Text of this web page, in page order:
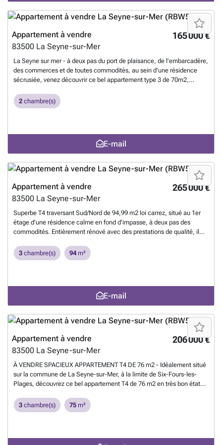
toute l'année, cet appartement nécessite quelques travaux de
rafraîchissement afin de révéler tout son potentiel. Une belle
opportunité à ne pas manquer ! Contacter JULIEN ESNAULT ###En
savoir plus ?
165 000 €
Appartement à vendre
83500 La Seyne-sur-Mer
La Seyne sur mer - à deux pas du port de plaisance, de l'embarcadère,
des commerces et de toutes commodités, au sein d'une résidence
sécrusiée, venez découvrir ce bel appartement type 3 de 70m2,
sans ascenseur, il dispose d'une belle pièce de vie de 32m2 avec
cuisine aménagée et équipée, le tout traversant ouvert sur le balcon
buanderie et des WC indépendants. L'appartement a été entièrement
rénové avec de belles prestations, comprenant les menuiseries à
isolation phonique, l'électricité, la plomberie ainsi que le second
oeuvre. À découvrir ! 1En savoir plus ?
2 chambre(s)
E-mail
265 000 €
Appartement à vendre
83500 La Seyne-sur-Mer
Superbe T4 traversant Sud/Nord de 94,99 m2 loi carrez, situé au 1er
étage d'une résidence calme en fond d'impasse, à deux pas des
commodités. Entièrement rénové avec des prestations de qualité, il
ouvrant sur une terrasse d'environ 8 m2 exposée plein sud, 3
chambres, salle de bain moderne, WC séparé et nombreux
idéalement situé. 1En savoir plus ?
3 chambre(s) 94m²
E-mail
206 000 €
Appartement à vendre
83500 La Seyne-sur-Mer
À VENDRE SPACIEUX APPARTEMENT T4 DE 76 m2 - Idéalement situé
sur la commune de La Seyne-sur-Mer, à la limite de Six-Fours-les-
Plages, découvrez ce bel appartement T4 de 76 m2 en très bon état
apprécierez son séjour lumineux ouvrant sur une agréable terrasse
exposée Est, idéale pour profiter des matinées ensoleillées. La
moderne avec douche à l'italienne et nombreux rangements, ainsi que
3 chambre(s) 75 m²